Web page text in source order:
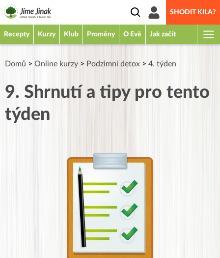
SHODIT KILA?
Recepty Kurzy Klub Proměny O Evě Jak začít
Domů > Online kurzy > Podzimní detox > 4. týden
9. Shrnutí a tipy pro tento
týden